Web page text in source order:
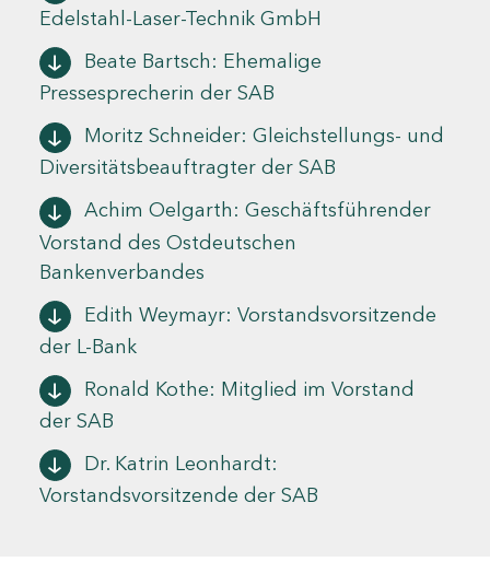
Edelstahl-Laser-Technik GmbH
Beate Bartsch: Ehemalige
Pressesprecherin der SAB
Moritz Schneider: Gleichstellungs- und
Diversitätsbeauftragter der SAB
Achim Oelgarth: Geschäftsführender
Vorstand des Ostdeutschen
Bankenverbandes
Edith Weymayr: Vorstandsvorsitzende
der L-Bank
Ronald Kothe: Mitglied im Vorstand
der SAB
Dr. Katrin Leonhardt:
Vorstandsvorsitzende der SAB